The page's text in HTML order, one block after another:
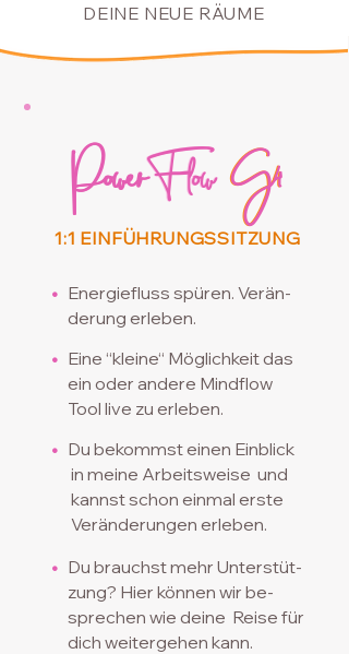
DEINE NEUE RÄUME
PowerFlowG4
PowerFlow G4
1:1 EINFÜHRUNGSSITZUNG
• Energiefluss spüren. Verän-
derung erleben.
• Eine “kleine“ Möglichkeit das
ein oder andere Mindflow
Tool live zu erleben.
• Du bekommst einen Einblick
in meine Arbeitsweise und
kannst schon einmal erste
Veränderungen erleben.
• Du brauchst mehr Unterstüt-
zung? Hier können wir be-
sprechen wie deine Reise für
dich weitergehen kann.